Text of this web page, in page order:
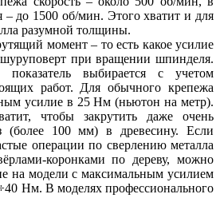
– до 1500 об/мин. Этого хватит и для
разумной толщины.
момент – то есть какое усилие
шуруповерт при вращении шпинделя.
выбирается с учетом
работ. Для обычного крепежа
усилие в 25 Нм (ньютон на метр).
чтобы закрутить даже очень
(более 100 мм) в древесину. Если
операции по сверлению металла
коронками по дереву, можно
на модели с максимальным усилием
Нм. В моделях профессионального